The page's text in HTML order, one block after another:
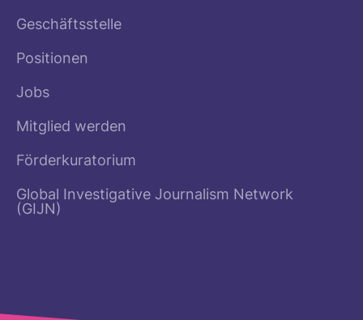
Geschäftsstelle
Positionen
Jobs
Mitglied werden
Förderkuratorium
Global Investigative Journalism Network
(GIJN)